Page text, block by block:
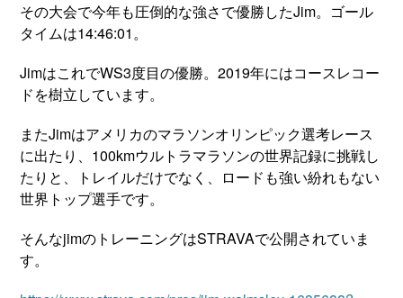
その大会で今年も圧倒的な強さで優勝したJim。ゴール
タイムは14:46:01。
JimはこれでWS3度目の優勝。2019年にはコースレコー
ドを樹立しています。
またJimはアメリカのマラソンオリンピック選考レース
に出たり、100kmウルトラマラソンの世界記録に挑戦し
たりと、トレイルだけでなく、ロードも強い紛れもない
世界トップ選手です。
そんなjimのトレーニングはSTRAVAで公開されていま
す。